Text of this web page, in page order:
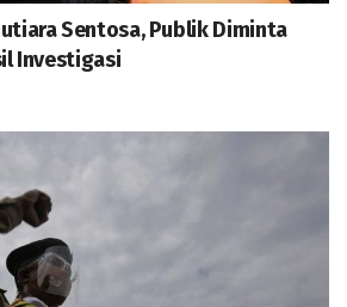
Sentosa, Publik Diminta
Investigasi